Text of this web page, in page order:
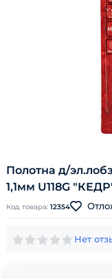
Полотна д/
1,1мм U118G
Код товара: 12354
Нет